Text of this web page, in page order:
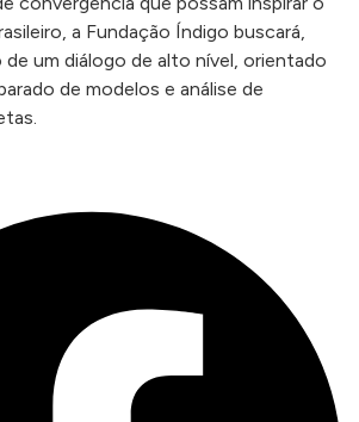
a Fundação Índigo buscará,
um diálogo de alto nível, orientado
de modelos e análise de